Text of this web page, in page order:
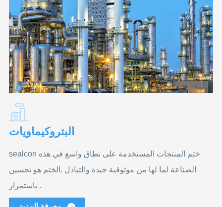
البتروكيماويات
sealcon ختم المنتجات المستخدمة على نطاق واسع في هذه
الصناعة لما لها من موثوقية جيدة والتبادل .الختم هو تحسين
باستمرار .